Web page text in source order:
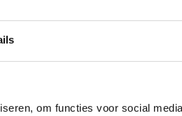
om functies voor social